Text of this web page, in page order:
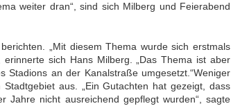
weiter dran“, sind sich Milberg und Feierabend
„Mit diesem Thema wurde sich erstmals
sich Hans Milberg. „Das Thema ist aber
an der Kanalstraße umgesetzt.“Weniger
aus. „Ein Gutachten hat gezeigt, dass
Jahre nicht ausreichend gepflegt wurden“, sagte